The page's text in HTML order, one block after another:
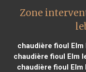
Zone
chaudière fioul Elm
chaudière fioul Elm
chaudière fioul Elm